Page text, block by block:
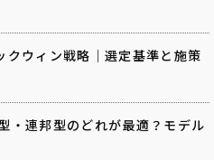
ウィン戦略｜選定基準と施策
・連邦型のどれが最適？モデル